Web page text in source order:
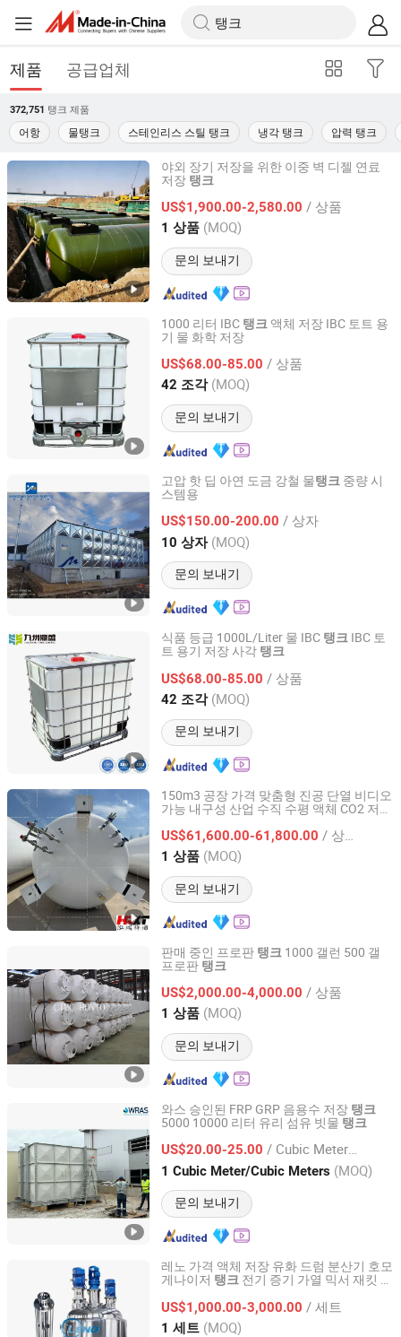
제품 공급업체
372,751 탱크 제품
어항 물탱크 스테인리스 스틸 탱크 냉각 탱크 압력 탱크
야외 장기 저장을 위한 이중 벽 디젤 연료
저장 탱크
US$1,900.00-2,580.00 / 상품
1 상품 (MOQ)
문의 보내기
Shandong Shijie Heavy Industry Co., Ltd.
Shandong, China 이후 2025
1000 리터 IBC 탱크 액체 저장 IBC 토트 용
기 물 화학 저장
US$68.00-85.00 / 상품
42 조각 (MOQ)
문의 보내기
Shandong Dingsheng Container Co., Ltd.
Shandong, China 이후 2025
고압 핫 딥 아연 도금 강철 물탱크 중량 시
스템용
US$150.00-200.00 / 상자
10 상자 (MOQ)
문의 보내기
Jiangsu Mingxing Water Supply Equipment Co., Ltd
Jiangsu, China 이후 2026
식품 등급 1000L/Liter 물 IBC 탱크 IBC 토
트 용기 저장 사각 탱크
US$68.00-85.00 / 상품
42 조각 (MOQ)
문의 보내기
Shandong Dingsheng Container Co., Ltd.
Shandong, China 이후 2025
150m3 공장 가격 맞춤형 진공 단열 비디오
가능 내구성 산업 수직 수평 액체 CO2 저장
US$61,600.00-61,800.00 / 상품
1 상품 (MOQ)
문의 보내기
Hebei Hongrui Xiangtong Heavy Industry Co., Ltd.
Hebei, China 이후 2026
판매 중인 프로판 탱크 1000 갤런 500 갤
프로판 탱크
US$2,000.00-4,000.00 / 상품
1 상품 (MOQ)
문의 보내기
Jingmen Hongtu Special Aircraft Manufacturing Co., Ltd.
Hubei, China 이후 2021
와스 승인된 FRP GRP 음용수 저장 탱크
5000 10000 리터 유리 섬유 빗물 탱크
US$20.00-25.00 / Cubic Meter/Cubic Meters
1 Cubic Meter/Cubic Meters (MOQ)
문의 보내기
Shandong Lingwell Industrial and Trading Co., Ltd.
Shandong, China 이후 2025
레노 가격 액체 저장 유화 드럼 분산기 호모
게나이저 탱크 전기 증기 가열 믹서 재킷 용
크
US$1,000.00-3,000.00 / 세트
1 세트 (MOQ)
WENZHOU LENO MACHINERY CO., LTD.
Zhejiang, China 이후 2020